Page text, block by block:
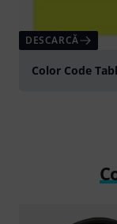
DESCARCĂ
Color Code